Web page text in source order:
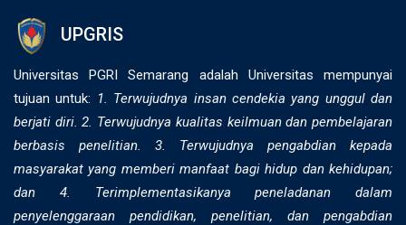
UPGRIS
Universitas PGRI Semarang adalah Universitas mempunyai
tujuan untuk: 1. Terwujudnya insan cendekia yang unggul dan
berjati diri. 2. ⁠Terwujudnya kualitas keilmuan dan pembelajaran
berbasis penelitian. 3. Terwujudnya pengabdian kepada
masyarakat yang memberi manfaat bagi hidup dan kehidupan;
dan 4. Terimplementasikanya peneladanan dalam
penyelenggaraan pendidikan, penelitian, dan pengabdian